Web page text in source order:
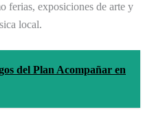
ferias, exposiciones de arte y
local.
del Plan Acompañar en